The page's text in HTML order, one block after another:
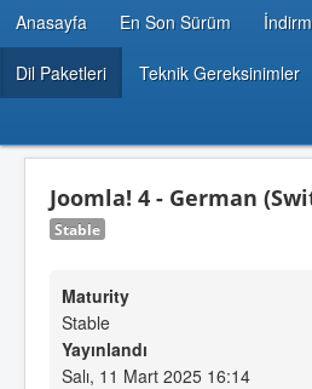
GELIŞTIRICI KAYNAKLARI
Anasayfa En Son Sürüm
Dil Paketleri Teknik Gereksinimler
Joomla! 4 - German
Stable
Maturity
Stable
Yayınlandı
Salı, 11 Mart 2025 16:14